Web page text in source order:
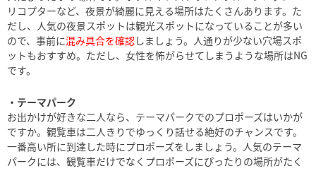
リコプターなど、夜景が綺麗に見える場所はたくさんあります。た
だし、人気の夜景スポットは観光スポットになっていることが多い
ので、事前に混み具合を確認 しましょう。人通りが少ない穴場スポ
ットもおすすめ。ただし、女性を怖がらせてしまうような場所はNG
です。
・テーマパーク
お出かけが好きな二人なら、テーマパークでのプロポーズはいかが
ですか。観覧車は二人きりでゆっくり話せる絶好のチャンスです。
一番高い所に到達した時にプロポーズをしましょう。人気のテーマ
パークには、観覧車だけでなくプロポーズにぴったりの場所がたく